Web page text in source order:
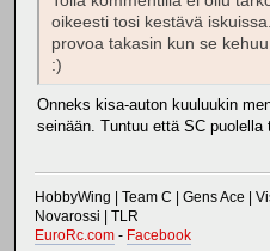
oikeesti tosi kestävä
provoa takasin kun se
:)
Onneks kisa-auton kuuluukin
seinään. Tuntuu että SC
HobbyWing | Team C | Gens Ace |
Novarossi | TLR
EuroRc.com - Facebook